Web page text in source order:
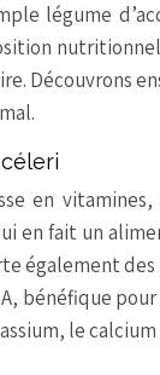
légume
Découvrons
en
en fait un
également
bénéfique
le calcium